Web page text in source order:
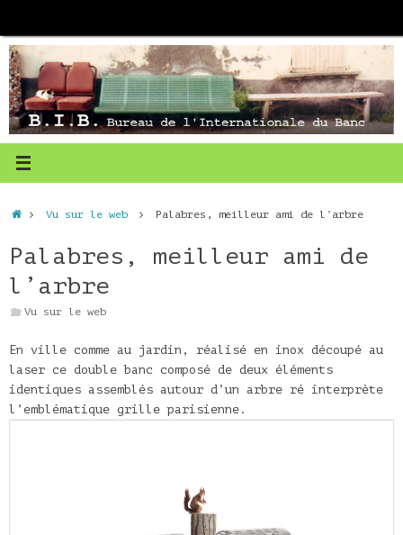
contenu
Accueil
Vu sur le web Palabres, meilleur ami de l’arbre
Palabres, meilleur ami de
l’arbre
Vu sur le web
En ville comme au jardin, réalisé en inox découpé au
laser ce double banc composé de deux éléments
identiques assemblés autour d’un arbre ré interprète
l’emblématique grille parisienne.